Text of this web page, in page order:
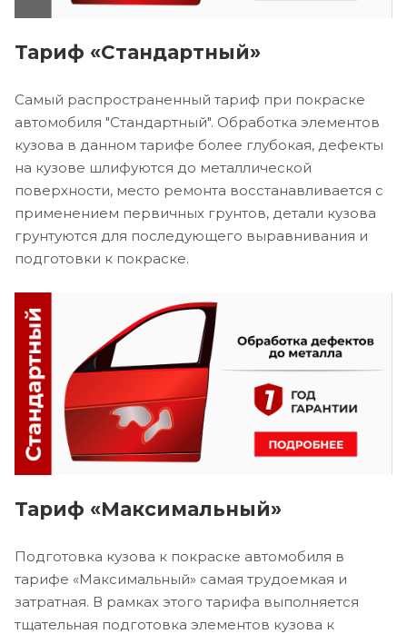
Тариф «Стандартный»
Самый распространенный тариф при покраске
автомобиля "Стандартный". Обработка элементов
кузова в данном тарифе более глубокая, дефекты
на кузове шлифуются до металлической
поверхности, место ремонта восстанавливается с
применением первичных грунтов, детали кузова
грунтуются для последующего выравнивания и
подготовки к покраске.
Тариф «Максимальный»
Подготовка кузова к покраске автомобиля в
тарифе «Максимальный» самая трудоемкая и
затратная. В рамках этого тарифа выполняется
тщательная подготовка элементов кузова к